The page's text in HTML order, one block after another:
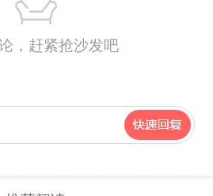
，赶紧抢沙发吧